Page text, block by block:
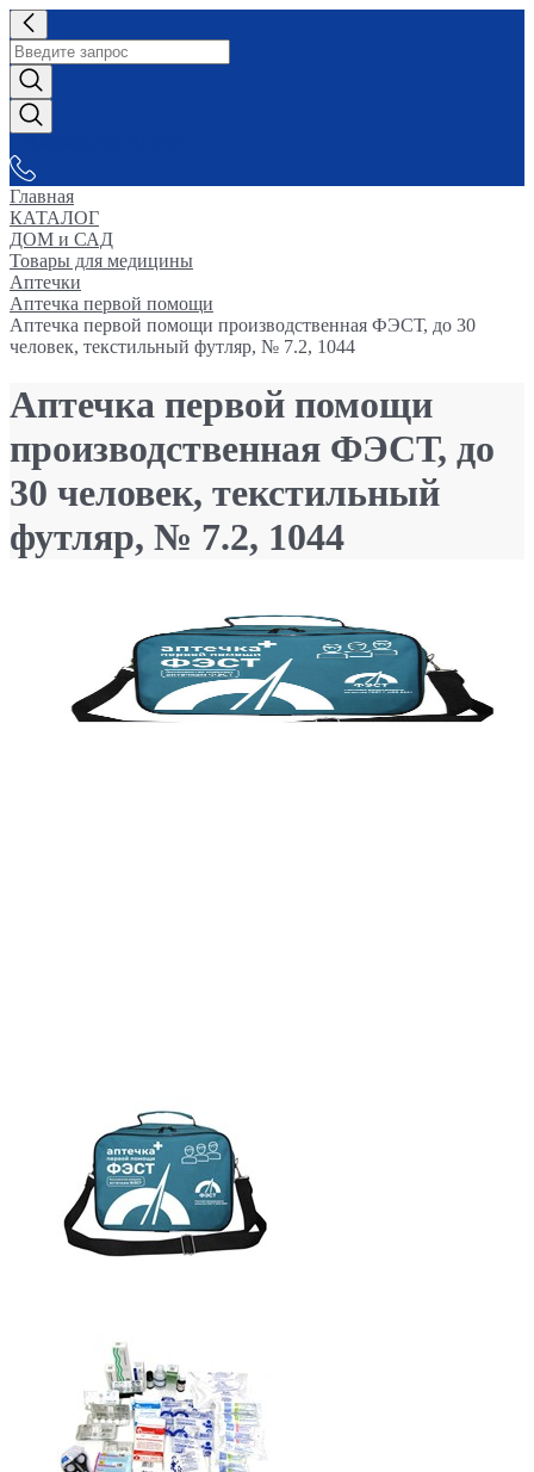
Главная
КАТАЛОГ
ДОМ и САД
Товары для медицины
Аптечки
Аптечка первой помощи
Аптечка первой помощи производственная ФЭСТ, до 30
человек, текстильный футляр, № 7.2, 1044
Аптечка первой помощи
производственная ФЭСТ, до
30 человек, текстильный
футляр, № 7.2, 1044